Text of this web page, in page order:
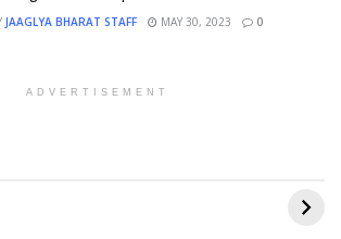
JAAGLYA BHARAT STAFF MAY 30, 2023 0
ADVERTISEMENT